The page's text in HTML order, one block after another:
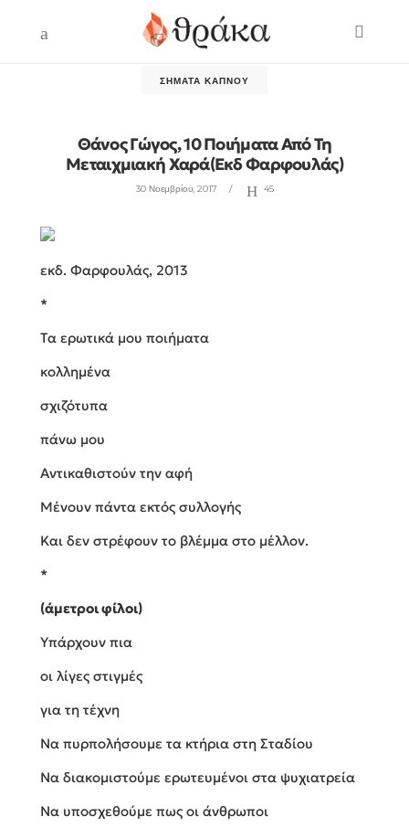
ΣΉΜΑΤΑ ΚΑΠΝΟΎ
Θάνος Γώγος, 10 Ποιήματα Από Τη
Μεταιχμιακή Χαρά(εκδ Φαρφουλάς)
30 Νοεμβρίου, 2017 45
εκδ. Φαρφουλάς, 2013
*
Tα ερωτικά μου ποιήματα
κολλημένα
σχιζότυπα
πάνω μου
Αντικαθιστούν την αφή
Μένουν πάντα εκτός συλλογής
Και δεν στρέφουν το βλέμμα στο μέλλον.
*
(άμετροι φίλοι)
Υπάρχουν πια
οι λίγες στιγμές
για τη τέχνη
Να πυρπολήσουμε τα κτήρια στη Σταδίου
Να διακομιστούμε ερωτευμένοι στα ψυχιατρεία
Να υποσχεθούμε πως οι άνθρωποι